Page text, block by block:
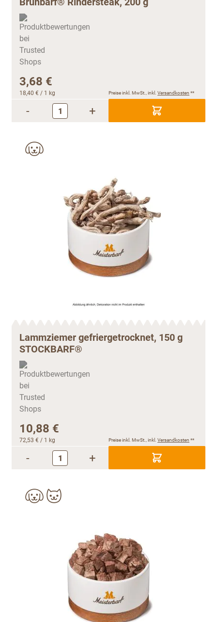
3,68 €
18,40 € / 1 kg Preise inkl. MwSt., inkl. Versandkosten **
- +
Lammziemer gefriergetrocknet, 150 g
STOCKBARF®
10,88 €
72,53 € / 1 kg Preise inkl. MwSt., inkl. Versandkosten **
- +